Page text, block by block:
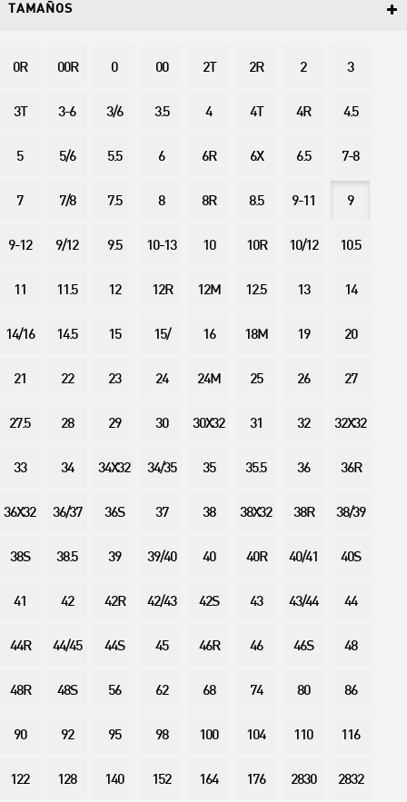
TAMAÑOS
0R 00R 0 00 2T 2R 2 3
3T 3-6 3/6 3.5 4 4T 4R 4.5
5 5/6 5.5 6 6R 6X 6.5 7-8
7 7/8 7.5 8 8R 8.5 9-11 9
9-12 9/12 9.5 10-13 10 10R 10/12 10.5
11 11.5 12 12R 12M 12.5 13 14
14/16 14.5 15 15/ 16 18M 19 20
21 22 23 24 24M 25 26 27
27.5 28 29 30 30X32 31 32 32X32
33 34 34X32 34/35 35 35.5 36 36R
36X32 36/37 36S 37 38 38X32 38R 38/39
38S 38.5 39 39/40 40 40R 40/41 40S
41 42 42R 42/43 42S 43 43/44 44
44R 44/45 44S 45 46R 46 46S 48
48R 48S 56 62 68 74 80 86
90 92 95 98 100 104 110 116
122 128 140 152 164 176 2830 2832